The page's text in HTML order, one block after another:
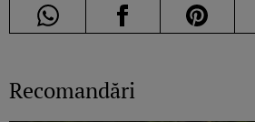
Recomandări